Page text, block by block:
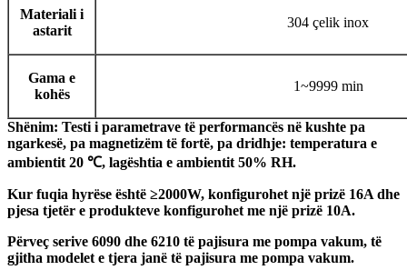
Materiali i
astarit
304 çelik inox
Gama e
kohës
1~9999 min
Shënim: Testi i parametrave të performancës në kushte pa
ngarkesë, pa magnetizëm të fortë, pa dridhje: temperatura e
ambientit 20 ℃, lagështia e ambientit 50% RH.
Kur fuqia hyrëse është ≥2000W, konfigurohet një prizë 16A dhe
pjesa tjetër e produkteve konfigurohet me një prizë 10A.
Përveç serive 6090 dhe 6210 të pajisura me pompa vakum, të
gjitha modelet e tjera janë të pajisura me pompa vakum.